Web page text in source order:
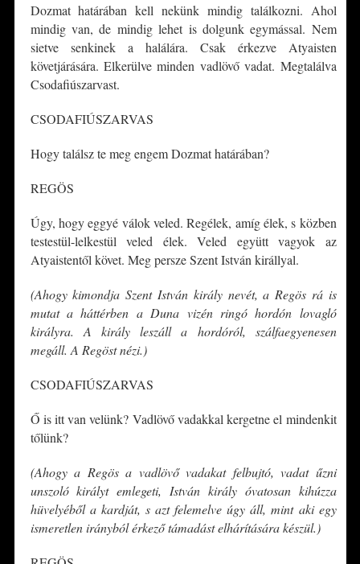
Dozmat határában kell nekünk mindig találkozni. Ahol
mindig van, de mindig lehet is dolgunk egymással. Nem
sietve senkinek a halálára. Csak érkezve Atyaisten
követjárására. Elkerülve minden vadlövő vadat. Megtalálva
Csodafiúszarvast.
CSODAFIÚSZARVAS
Hogy találsz te meg engem Dozmat határában?
REGÖS
Úgy, hogy eggyé válok veled. Regélek, amíg élek, s közben
testestül-lelkestül veled élek. Veled együtt vagyok az
Atyaistentől követ. Meg persze Szent István királlyal.
(Ahogy kimondja Szent István király nevét, a Regös rá is
mutat a háttérben a Duna vizén ringó hordón lovagló
királyra. A király leszáll a hordóról, szálfaegyenesen
megáll. A Regöst nézi.)
CSODAFIÚSZARVAS
Ő is itt van velünk? Vadlövő vadakkal kergetne el mindenkit
tőlünk?
(Ahogy a Regös a vadlövő vadakat felbujtó, vadat űzni
unszoló királyt emlegeti, István király óvatosan kihúzza
hüvelyéből a kardját, s azt felemelve úgy áll, mint aki egy
ismeretlen irányból érkező támadást elhárítására készül.)